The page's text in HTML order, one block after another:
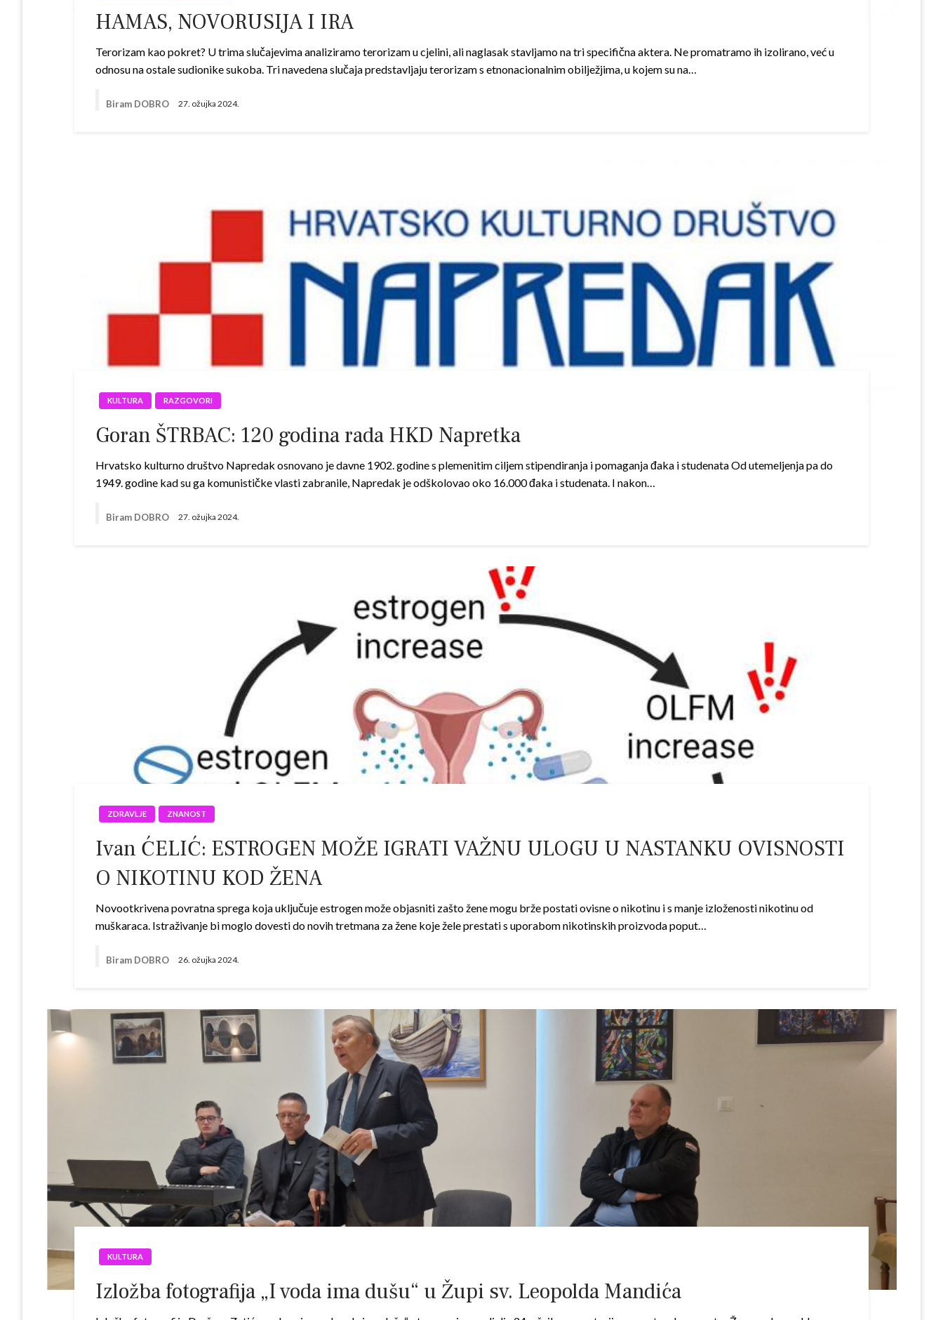
HAMAS, NOVORUSIJA I IRA
Terorizam kao pokret? U trima slučajevima analiziramo terorizam u cjelini, ali naglasak stavljamo na tri specifična aktera. Ne promatramo ih izolirano, već u
odnosu na ostale sudionike sukoba. Tri navedena slučaja predstavljaju terorizam s etnonacionalnim obilježjima, u kojem su na…
Biram DOBRO 27. ožujka 2024.
KULTURA RAZGOVORI
Goran ŠTRBAC: 120 godina rada HKD Napretka
Hrvatsko kulturno društvo Napredak osnovano je davne 1902. godine s plemenitim ciljem stipendiranja i pomaganja đaka i studenata Od utemeljenja pa do
1949. godine kad su ga komunističke vlasti zabranile, Napredak je odškolovao oko 16.000 đaka i studenata. I nakon…
Biram DOBRO 27. ožujka 2024.
ZDRAVLJE ZNANOST
Ivan ĆELIĆ: ESTROGEN MOŽE IGRATI VAŽNU ULOGU U NASTANKU OVISNOSTI
O NIKOTINU KOD ŽENA
Novootkrivena povratna sprega koja uključuje estrogen može objasniti zašto žene mogu brže postati ovisne o nikotinu i s manje izloženosti nikotinu od
muškaraca. Istraživanje bi moglo dovesti do novih tretmana za žene koje žele prestati s uporabom nikotinskih proizvoda poput…
Biram DOBRO 26. ožujka 2024.
KULTURA
Izložba fotografija „I voda ima dušu“ u Župi sv. Leopolda Mandića